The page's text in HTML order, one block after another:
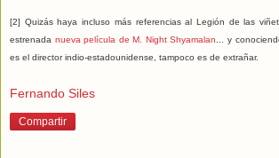
[2] Quizás haya incluso más referencias al Legión de las
estrenada nueva película de M. Night Shyamalan
... y
es el director indio-estadounidense, tampoco es de extrañar.
Fernando Siles
Compartir